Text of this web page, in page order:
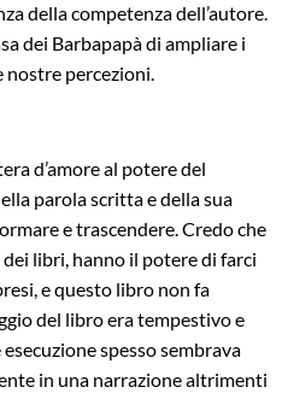
della competenza dell’autore.
dei Barbapapà di ampliare i
nostre percezioni.
d’amore al potere del
parola scritta e della sua
e trascendere. Credo che
libri, hanno il potere di farci
e questo libro non fa
del libro era tempestivo e
spesso sembrava
in una narrazione altrimenti